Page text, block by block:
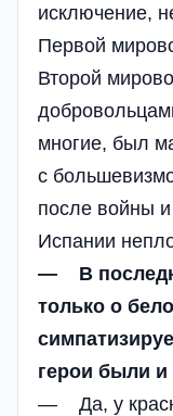
исключение,
Первой
Второй
многие, был
с
после войны
Испании
— В
только о
герои были
— Да, у